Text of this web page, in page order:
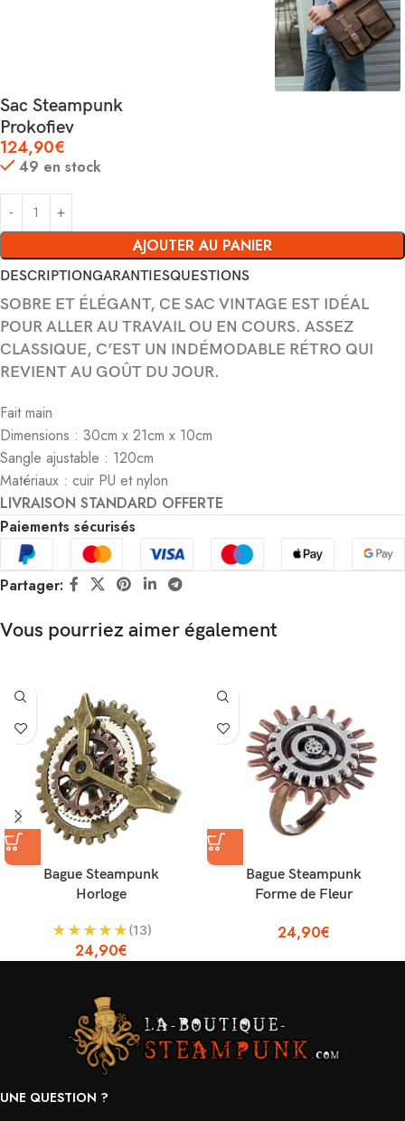
Sac Steampunk
Prokofiev
124,90€
49 en stock
AJOUTER AU PANIER
DESCRIPTIONGARANTIESQUESTIONS
SOBRE ET ÉLÉGANT, CE SAC VINTAGE EST IDÉAL
POUR ALLER AU TRAVAIL OU EN COURS. ASSEZ
CLASSIQUE, C’EST UN INDÉMODABLE RÉTRO QUI
REVIENT AU GOÛT DU JOUR.
Fait main
Dimensions : 30cm x 21cm x 10cm
Sangle ajustable : 120cm
Matériaux : cuir PU et nylon
LIVRAISON STANDARD OFFERTE
Paiements sécurisés
Partager:
Vous pourriez aimer également
Bague Steampunk
Horloge
★ ★ ★ ★ ★(13)
24,90€
Bague Steampunk
Forme de Fleur
24,90€
UNE QUESTION ?